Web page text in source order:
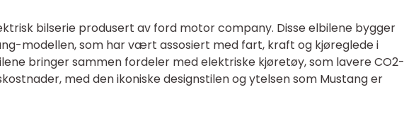
bilserie produsert av ford motor company. Disse elbilene bygger
modellen, som har vært assosiert med fart, kraft og kjøreglede i
bringer sammen fordeler med elektriske kjøretøy, som lavere CO2-
med den ikoniske designstilen og ytelsen som Mustang er